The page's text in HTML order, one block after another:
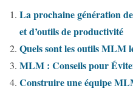
La prochaine génération
et d’outils de productivité
Quels sont les outils MLM
MLM : Conseils pour
Construire une équipe